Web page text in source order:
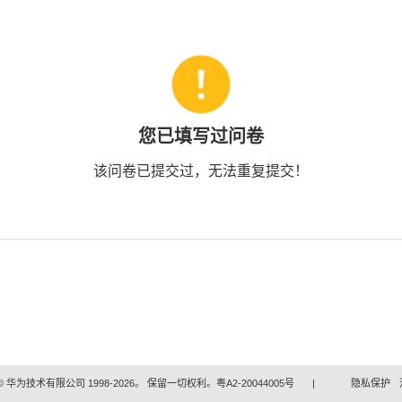
您已填写过问卷
该问卷已提交过，无法重复提交！
华为技术有限公司 1998-2026。 保留一切权利。粤A2-20044005号 | 隐私保护